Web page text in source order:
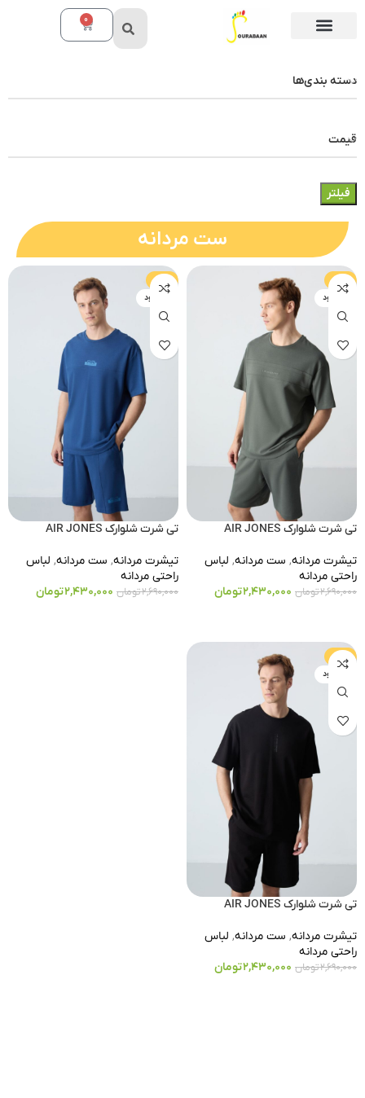
0
دسته بندی‌ها
قیمت
فیلتر
ست مردانه
-10%
ناموجود
تی شرت شلوارک AIR JONES
تیشرت مردانه, ست مردانه, لباس
راحتی مردانه
2,690,000تومان 2,430,000تومان
-10%
ناموجود
تی شرت شلوارک AIR JONES
تیشرت مردانه, ست مردانه, لباس
راحتی مردانه
2,690,000تومان 2,430,000تومان
-10%
ناموجود
تی شرت شلوارک AIR JONES
تیشرت مردانه, ست مردانه, لباس
راحتی مردانه
2,690,000تومان 2,430,000تومان